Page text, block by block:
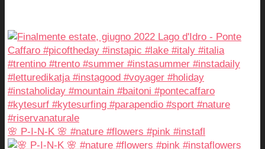
🌸 P-I-N-K 🌸 #nature #flowers #pink #instafl